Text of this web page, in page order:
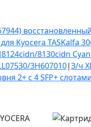
Kyocera TASKalfa
8130cidn
3H607010|З/ч
2+ с 4 SFP+